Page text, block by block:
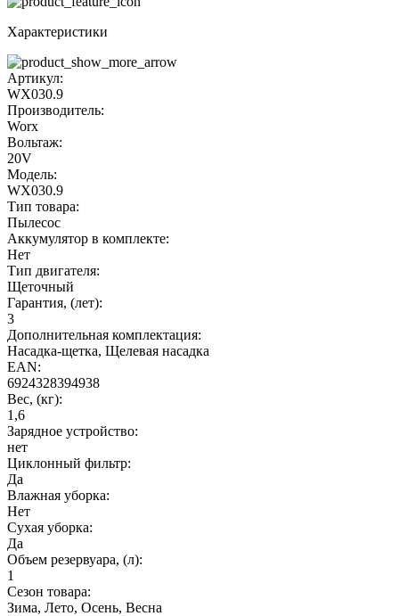
Характеристики
Артикул:
WX030.9
Производитель:
Worx
Вольтаж:
20V
Модель:
WX030.9
Тип товара:
Пылесос
Аккумулятор в комплекте:
Нет
Тип двигателя:
Щеточный
Гарантия, (лет):
3
Дополнительная комплектация:
Насадка-щетка, Щелевая насадка
EAN:
6924328394938
Вес, (кг):
1,6
Зарядное устройство:
нет
Циклонный фильтр:
Да
Влажная уборка:
Нет
Сухая уборка:
Да
Объем резервуара, (л):
1
Сезон товара:
Зима, Лето, Осень, Весна